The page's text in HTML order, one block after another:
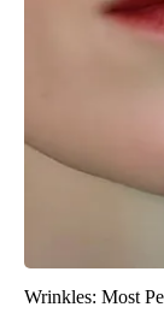
Wrinkles: Most